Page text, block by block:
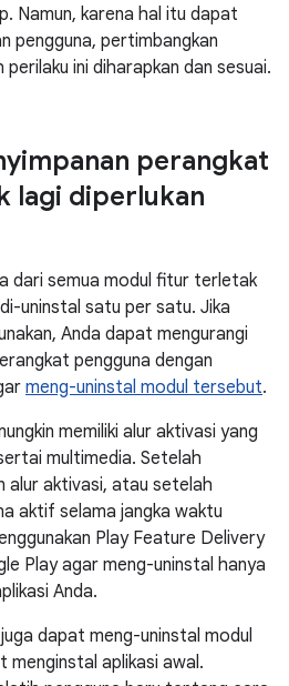
Namun, karena hal itu dapat
pengguna, pertimbangkan
ini diharapkan dan sesuai.
perangkat
lagi diperlukan
dari semua modul fitur terletak
uninstal satu per satu. Jika
Anda dapat mengurangi
pengguna dengan
meng-uninstal modul tersebut.
memiliki alur aktivasi yang
multimedia. Setelah
alur aktivasi, atau setelah
aktif selama jangka waktu
Play Feature Delivery
Play agar meng-uninstal hanya
Anda.
dapat meng-uninstal modul
menginstal aplikasi awal.